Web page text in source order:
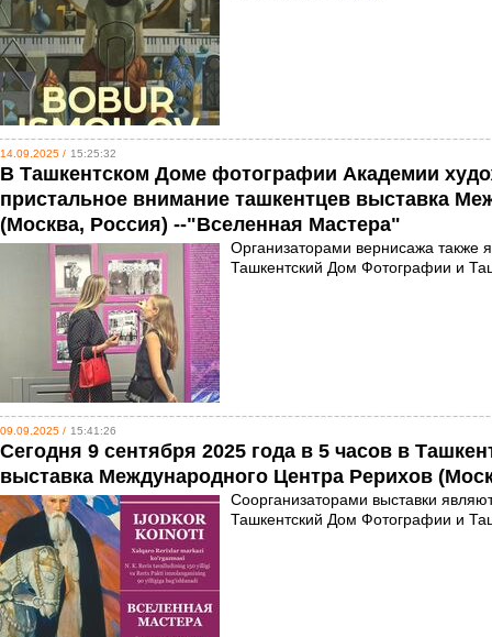
14.09.2025 / 15:25:32
В Ташкентском Доме фотографии Академии
пристальное внимание ташкентцев выставка
(Москва, Россия) --"Вселенная Мастера"
Организаторами вернисажа также
Ташкентский Дом Фотографии и
09.09.2025 / 15:41:26
Сегодня 9 сентября 2025 года в 5 часов в
выставка Международного Центра Рерихов
Соорганизаторами выставки
Ташкентский Дом Фотографии и